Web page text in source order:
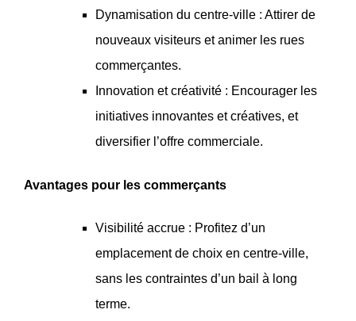
Dynamisation du centre-ville : Attirer de
nouveaux visiteurs et animer les rues
commerçantes.
Innovation et créativité : Encourager les
initiatives innovantes et créatives, et
diversifier l’offre commerciale.
Avantages pour les commerçants
Visibilité accrue : Profitez d’un
emplacement de choix en centre-ville,
sans les contraintes d’un bail à long
terme.